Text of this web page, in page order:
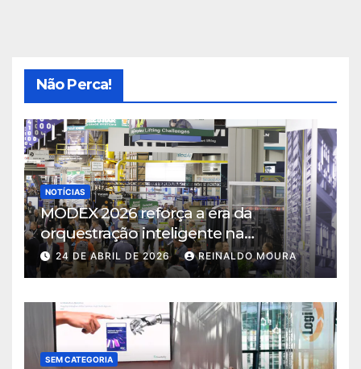
Não Perca!
NOTÍCIAS
MODEX 2026 reforça a era da
orquestração inteligente na
intralogística
24 DE ABRIL DE 2026 REINALDO MOURA
SEM CATEGORIA